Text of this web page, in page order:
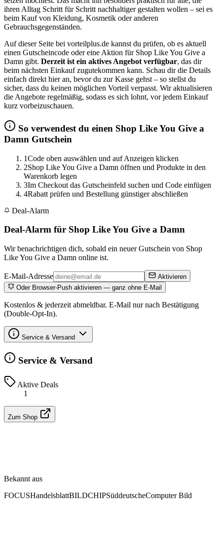
ihren Alltag Schritt für Schritt nachhaltiger gestalten wollen – sei es
beim Kauf von Kleidung, Kosmetik oder anderen
Gebrauchsgegenständen.
Auf dieser Seite bei vorteilplus.de kannst du prüfen, ob es aktuell
einen Gutscheincode oder eine Aktion für Shop Like You Give a
Damn gibt. Derzeit ist ein aktives Angebot verfügbar, das dir
beim nächsten Einkauf zugutekommen kann. Schau dir die Details
einfach direkt hier an, bevor du zur Kasse gehst – so stellst du
sicher, dass du keinen möglichen Vorteil verpasst. Wir aktualisieren
die Angebote regelmäßig, sodass es sich lohnt, vor jedem Einkauf
kurz vorbeizuschauen.
So verwendest du einen Shop Like You Give a
Damn Gutschein
1Code oben auswählen und auf Anzeigen klicken
2Shop Like You Give a Damn öffnen und Produkte in den
Warenkorb legen
3Im Checkout das Gutscheinfeld suchen und Code einfügen
4Rabatt prüfen und Bestellung günstiger abschließen
Deal-Alarm
Deal-Alarm für Shop Like You Give a Damn
Wir benachrichtigen dich, sobald ein neuer Gutschein von Shop
Like You Give a Damn online ist.
E-Mail-Adresse
Aktivieren
Oder Browser-Push aktivieren — ganz ohne E-Mail
Kostenlos & jederzeit abmeldbar. E-Mail nur nach Bestätigung
(Double-Opt-In).
Service & Versand
Service & Versand
Aktive Deals
1
Zum Shop
Bekannt aus
FOCUSHandelsblattBILDCHIPSüddeutscheComputer Bild